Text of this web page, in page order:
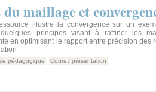
maillage et
illustre la convergence sur un
principes visant à raffiner les
en optimisant le rapport entre précision des
pédagogique Cours / présentation